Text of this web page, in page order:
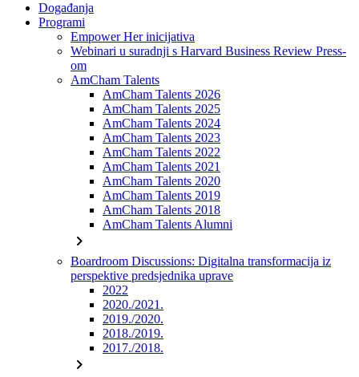
Događanja
Programi
Empower Her inicijativa
Webinari u suradnji s Harvard Business Review Press-
om
AmCham Talents
AmCham Talents 2026
AmCham Talents 2025
AmCham Talents 2024
AmCham Talents 2023
AmCham Talents 2022
AmCham Talents 2021
AmCham Talents 2020
AmCham Talents 2019
AmCham Talents 2018
AmCham Talents Alumni
chevron_right
Boardroom Discussions: Digitalna transformacija iz
perspektive predsjednika uprave
2022
2020./2021.
2019./2020.
2018./2019.
2017./2018.
chevron_right